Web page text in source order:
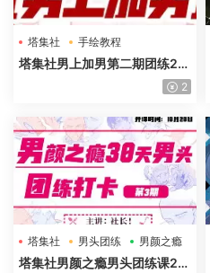
塔集社 手绘教程
塔集社男上加男第二期团练20
2
塔集社 男头团练 男颜之瘾
塔集社男颜之瘾男头团练课20